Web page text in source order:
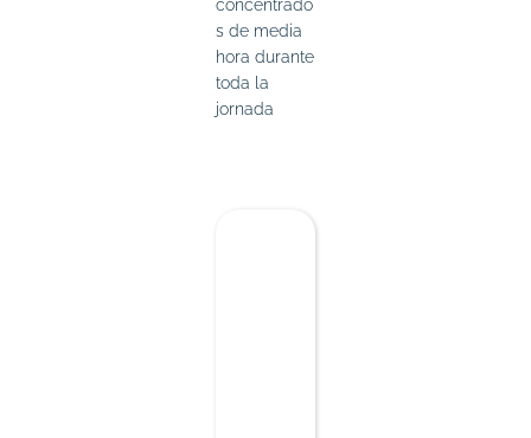
concentrado
s de media
hora durante
toda la
jornada